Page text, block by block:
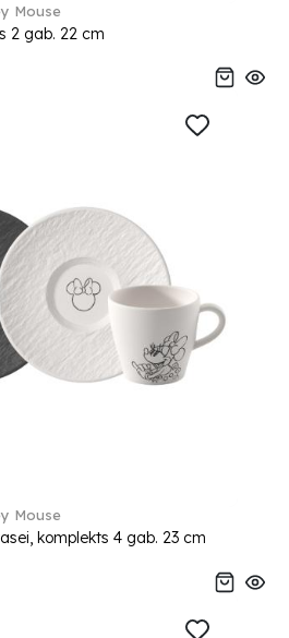
Mouse
2 gab. 22 cm
Mouse
komplekts 4 gab. 23 cm